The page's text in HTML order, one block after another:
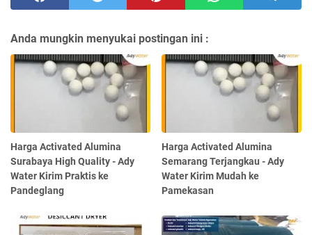
Anda mungkin menyukai postingan ini :
Harga Activated Alumina
Surabaya High Quality - Ady
Water Kirim Praktis ke
Pandeglang
Harga Activated Alumina
Semarang Terjangkau - Ady
Water Kirim Mudah ke
Pamekasan